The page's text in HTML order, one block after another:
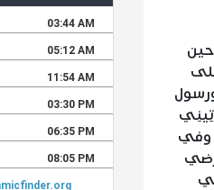
ورسول
وفي
رضي